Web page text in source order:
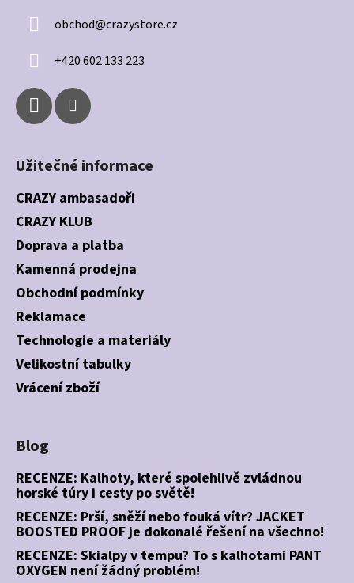
obchod@crazystore.cz
+420 602 133 223
Užitečné informace
CRAZY ambasadoři
CRAZY KLUB
Doprava a platba
Kamenná prodejna
Obchodní podmínky
Reklamace
Technologie a materiály
Velikostní tabulky
Vrácení zboží
Blog
RECENZE: Kalhoty, které spolehlivě zvládnou
horské túry i cesty po světě!
RECENZE: Prší, sněží nebo fouká vítr? JACKET
BOOSTED PROOF je dokonalé řešení na všechno!
RECENZE: Skialpy v tempu? To s kalhotami PANT
OXYGEN není žádný problém!